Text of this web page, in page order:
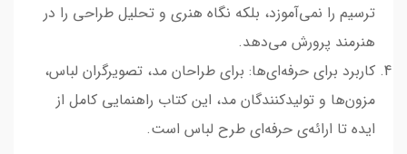
ترسیم را نمی‌آموزد، بلکه نگاه هنری و تحلیل طراحی را در
هنرمند پرورش می‌دهد.
کاربرد برای حرفه‌ای‌ها: برای طراحان مد، تصویرگران لباس،
مزون‌ها و تولیدکنندگان مد، این کتاب راهنمایی کامل از
ایده تا ارائه‌ی حرفه‌ای طرح لباس است.